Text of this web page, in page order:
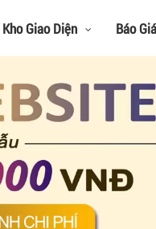
Kho Giao Diện Báo